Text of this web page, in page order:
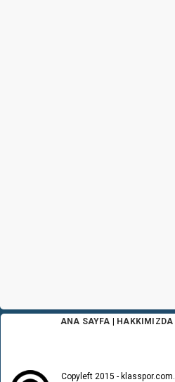
ANA SAYFA HAKKIMIZDA
Copyleft 2015 - klasspor.com.